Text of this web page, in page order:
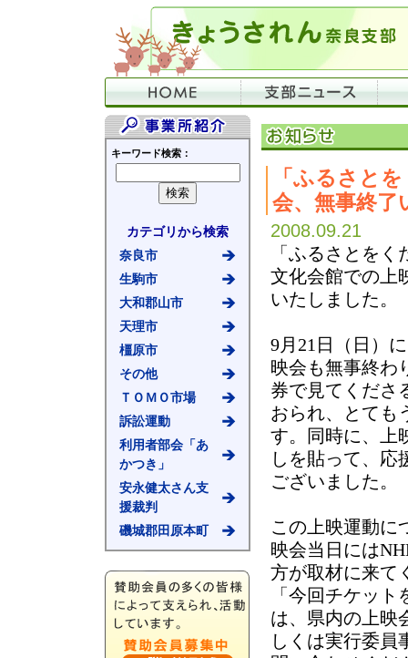
キーワード検索：
カテゴリから検索
奈良市
生駒市
大和郡山市
天理市
橿原市
その他
ＴＯＭＯ市場
訴訟運動
利用者部会「あ
かつき」
安永健太さん支
援裁判
磯城郡田原本町
「ふるさと
会、無事終了
2008.09.21
「ふるさとを
文化会館での上
いたしました。
9月21日（日）
映会も無事終わ
券で見てくださ
おられ、とても
す。同時に、上
しを貼って、応
ございました。
この上映運動に
映会当日には
方が取材に来て
「今回チケッ
は、県内の上映
しくは実行委員